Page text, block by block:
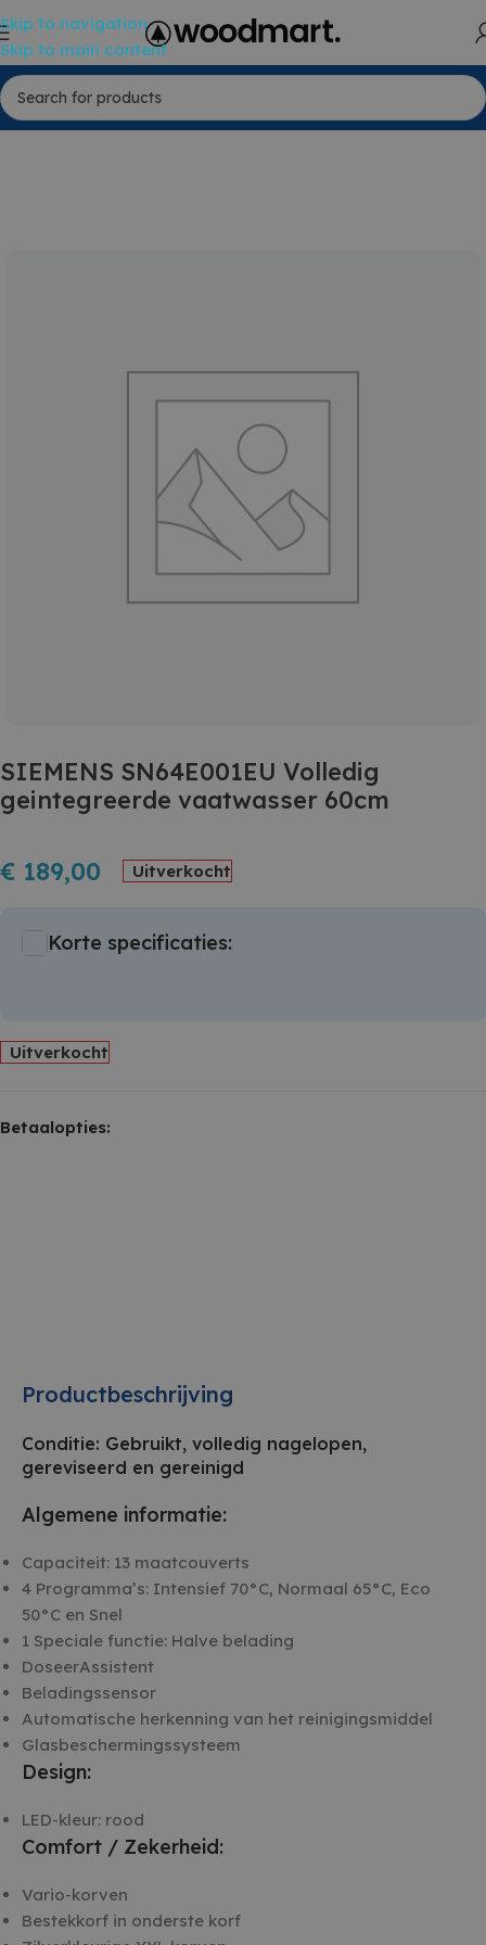
Skip to navigation
Skip to main content
SIEMENS SN64E001EU Volledig
geintegreerde vaatwasser 60cm
€ 189,00 Uitverkocht
Korte specificaties:
Uitverkocht
Betaalopties:
Productbeschrijving
Conditie: Gebruikt, volledig nagelopen,
gereviseerd en gereinigd
Algemene informatie:
Capaciteit: 13 maatcouverts
4 Programma’s: Intensief 70°C, Normaal 65°C, Eco
50°C en Snel
1 Speciale functie: Halve belading
DoseerAssistent
Beladingssensor
Automatische herkenning van het reinigingsmiddel
Glasbeschermingssysteem
Design:
LED-kleur: rood
Comfort / Zekerheid:
Vario-korven
Bestekkorf in onderste korf